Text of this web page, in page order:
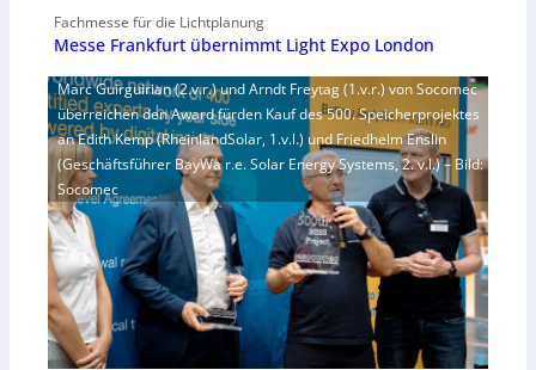
Fachmesse für die Lichtplanung
Messe Frankfurt übernimmt Light Expo London
Marc Guirguirian (2.v.r.) und Arndt Freytag (1.v.r.) von Socomec
überreichen den Award fürden Kauf des 500. Speicherprojektes
an Edith Kemp (RheinlandSolar, 1.v.l.) und Friedhelm Enslin
(Geschäftsführer BayWa r.e. Solar Energy Systems, 2. v.l.) – Bild:
Socomec